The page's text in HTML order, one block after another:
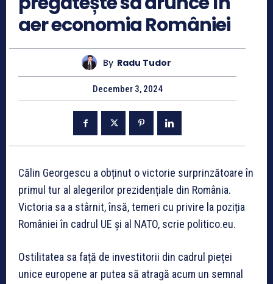
aer economia României
By Radu Tudor
December 3, 2024
Călin Georgescu a obținut o victorie surprinzătoare în
primul tur al alegerilor prezidențiale din România.
Victoria sa a stârnit, însă, temeri cu privire la poziția
României în cadrul UE și al NATO, scrie politico.eu.
Ostilitatea sa față de investitorii din cadrul pieței
unice europene ar putea să atragă acum un semnal